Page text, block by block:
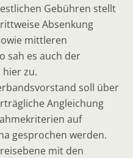
Gebühren stellt
Absenkung
mittleren
sah es auch der
zu.
soll über
Angleichung
auf
gesprochen werden.
mit den